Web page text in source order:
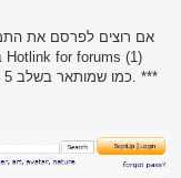
בתחתית הדף ולא את ה Thumbnail for forums (1) כמו שמותאר בשלב 5. ***